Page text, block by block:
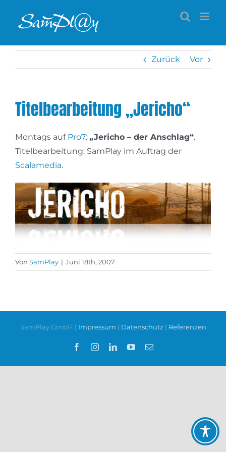
Inhalt
Zurück Vor
Titelbearbeitung „Jericho“
Montags auf Pro7: „Jericho – der Anschlag“.
Titelbearbeitung: SamPlay im Auftrag der
Scalamedia.
Von SamPlay | Juni 18th, 2007
SamPlay GmbH | Impressum | Datenschutz | Referenzen
FacebookInstagramLinkedInYouTube
E-